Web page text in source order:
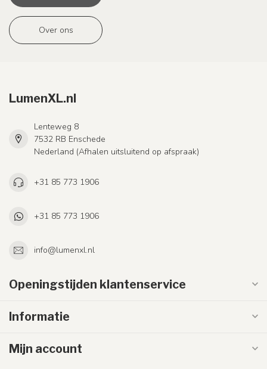
Over ons
LumenXL.nl
Lenteweg 8
7532 RB Enschede
Nederland (Afhalen uitsluitend op afspraak)
+31 85 773 1906
+31 85 773 1906
info@lumenxl.nl
Openingstijden klantenservice
Informatie
Mijn account